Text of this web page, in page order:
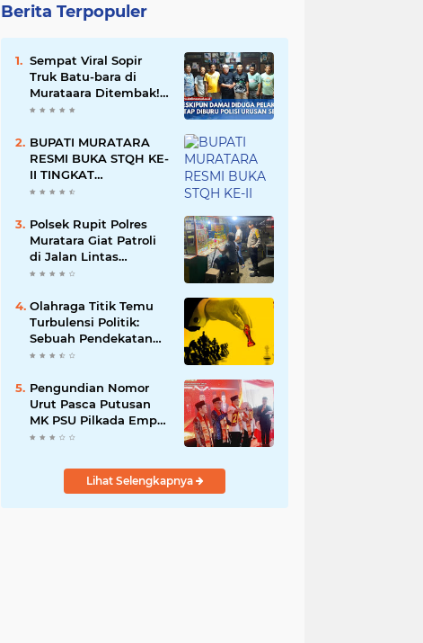
Berita Terpopuler
Sempat Viral Sopir
Truk Batu-bara di
Murataara Ditembak!
Namun Dikabarkan
BUPATI MURATARA
RESMI BUKA STQH KE-
II TINGKAT
KABUPATEN
Polsek Rupit Polres
Muratara Giat Patroli
di Jalan Lintas
Sumatera
Olahraga Titik Temu
Turbulensi Politik:
Sebuah Pendekatan
Batalnya Tuan Rumah
Pengundian Nomor
Urut Pasca Putusan
MK PSU Pilkada Empat
Lawang
Lihat Selengkapnya